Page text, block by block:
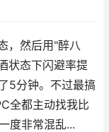
，然后用"醉八
状态下闪避率提
5分钟。不过最搞
全都主动找我比
度非常混乱...